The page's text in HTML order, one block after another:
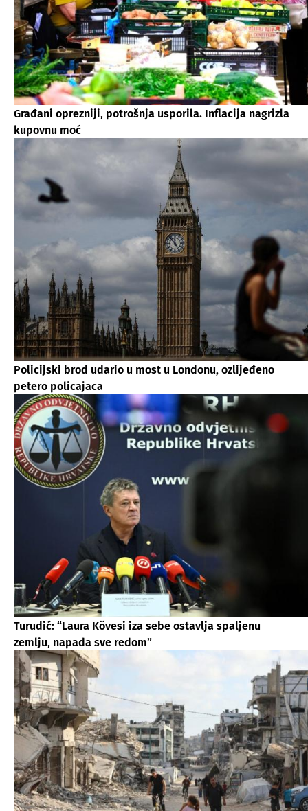
Građani oprezniji, potrošnja usporila. Inflacija nagrizla
kupovnu moć
Policijski brod udario u most u Londonu, ozlijeđeno
petero policajaca
Turudić: “Laura Kövesi iza sebe ostavlja spaljenu
zemlju, napada sve redom”